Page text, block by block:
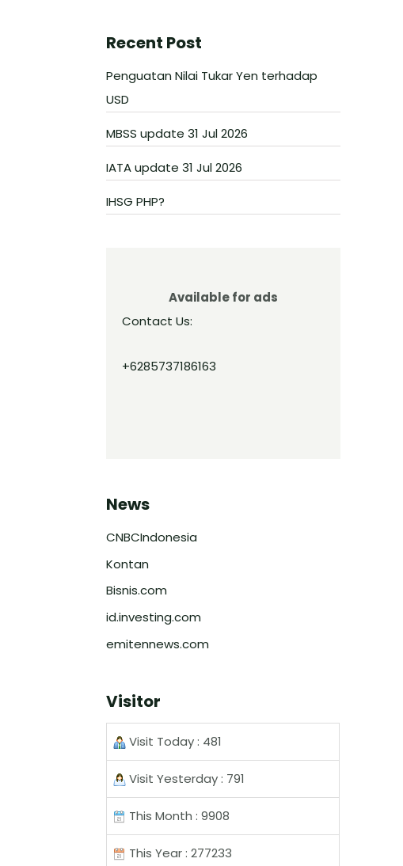
Recent Post
Penguatan Nilai Tukar Yen terhadap
USD
MBSS update 31 Jul 2026
IATA update 31 Jul 2026
IHSG PHP?
Available for ads
Contact Us:
+6285737186163
News
CNBCIndonesia
Kontan
Bisnis.com
id.investing.com
emitennews.com
Visitor
Visit Today : 481
Visit Yesterday : 791
This Month : 9908
This Year : 277233